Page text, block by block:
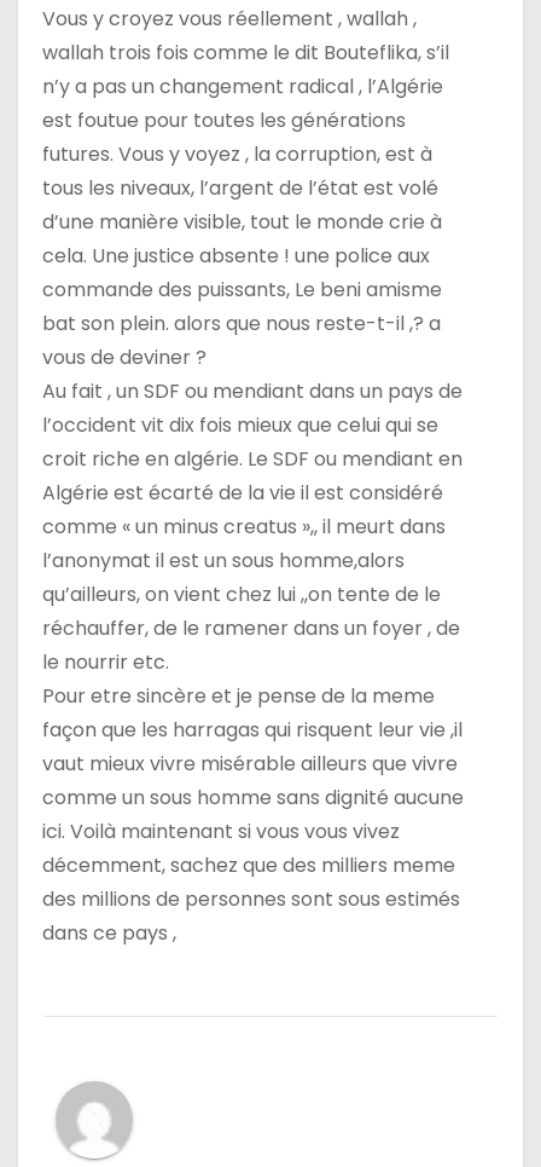
Vous y croyez vous réellement , wallah ,
wallah trois fois comme le dit Bouteflika, s’il
n’y a pas un changement radical , l’Algérie
est foutue pour toutes les générations
futures. Vous y voyez , la corruption, est à
tous les niveaux, l’argent de l’état est volé
d’une manière visible, tout le monde crie à
cela. Une justice absente ! une police aux
commande des puissants, Le beni amisme
bat son plein. alors que nous reste-t-il ,? a
vous de deviner ?
Au fait , un SDF ou mendiant dans un pays de
l’occident vit dix fois mieux que celui qui se
croit riche en algérie. Le SDF ou mendiant en
Algérie est écarté de la vie il est considéré
comme « un minus creatus »,, il meurt dans
l’anonymat il est un sous homme,alors
qu’ailleurs, on vient chez lui ,,on tente de le
réchauffer, de le ramener dans un foyer , de
le nourrir etc.
Pour etre sincère et je pense de la meme
façon que les harragas qui risquent leur vie ,il
vaut mieux vivre misérable ailleurs que vivre
comme un sous homme sans dignité aucune
ici. Voilà maintenant si vous vous vivez
décemment, sachez que des milliers meme
des millions de personnes sont sous estimés
dans ce pays ,